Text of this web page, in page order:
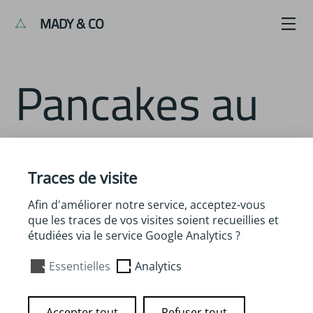
MADY & CO
Pancakes au
potimarron
Traces de visite
Afin d'améliorer notre service, acceptez-vous
que les traces de vos visites soient recueillies et
étudiées via le service Google Analytics ?
Essentielles
Analytics